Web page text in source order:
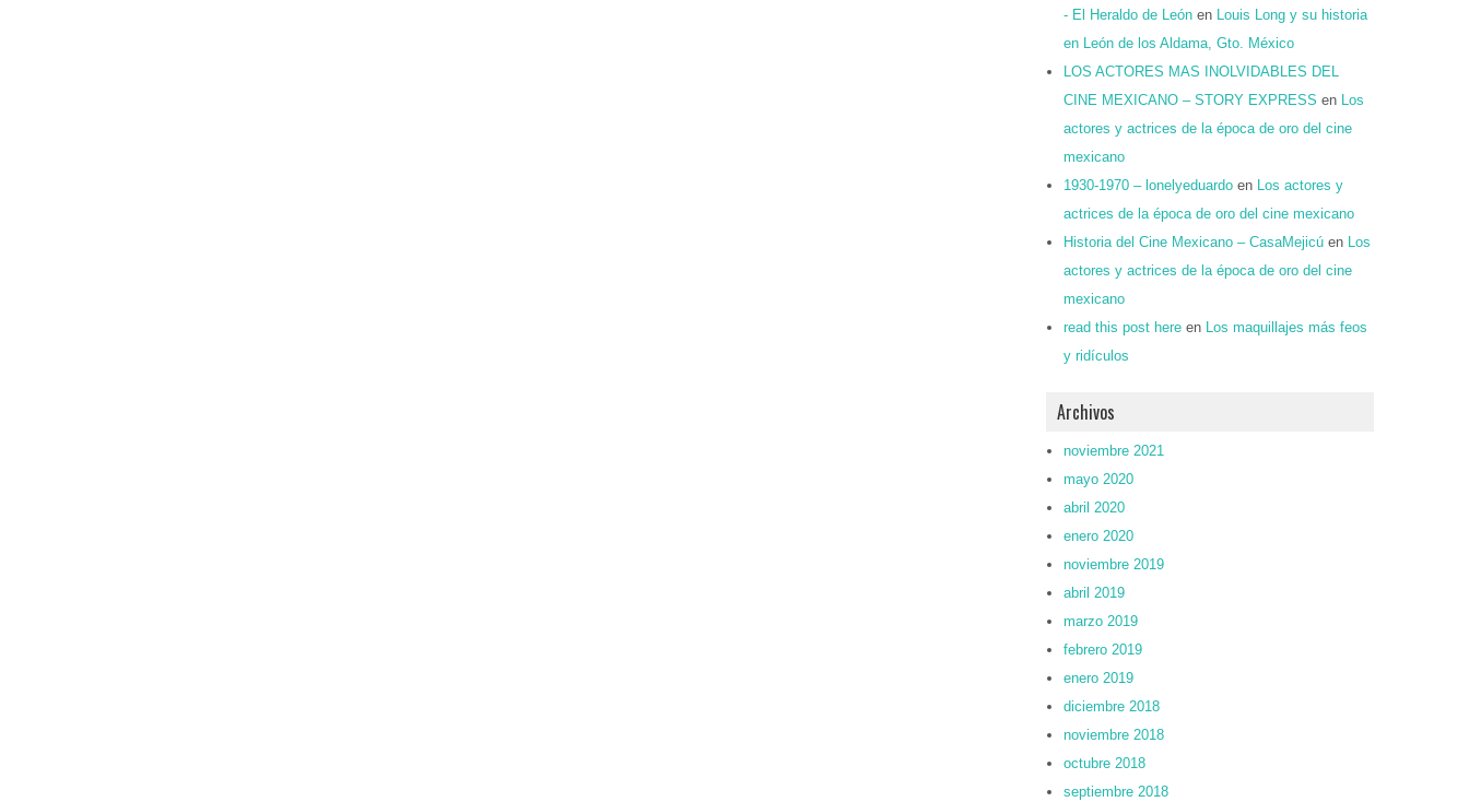
- El Heraldo de León en Louis Long y su historia
en León de los Aldama, Gto. México
LOS ACTORES MAS INOLVIDABLES DEL
CINE MEXICANO – STORY EXPRESS en Los
actores y actrices de la época de oro del cine
mexicano
1930-1970 – lonelyeduardo en Los actores y
actrices de la época de oro del cine mexicano
Historia del Cine Mexicano – CasaMejicú en Los
actores y actrices de la época de oro del cine
mexicano
read this post here en Los maquillajes más feos
y ridículos
Archivos
noviembre 2021
mayo 2020
abril 2020
enero 2020
noviembre 2019
abril 2019
marzo 2019
febrero 2019
enero 2019
diciembre 2018
noviembre 2018
octubre 2018
septiembre 2018